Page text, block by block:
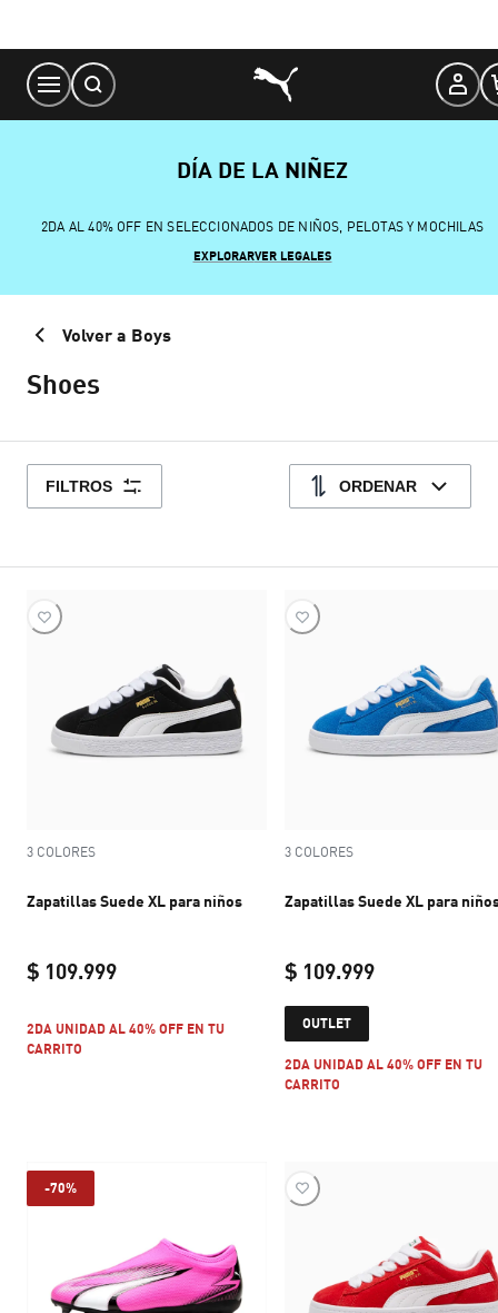
Content
DÍA DE LA NIÑEZ
2DA AL 40% OFF EN SELECCIONADOS DE NIÑOS, PELOTAS Y MOCHILAS
EXPLORARVER LEGALES
Volver a Boys
Shoes
FILTROS ORDENAR
3 COLORES
Zapatillas Suede XL para niños
$ 109.999
current price $ 109.999
2DA UNIDAD AL 40% OFF EN TU
CARRITO
3 COLORES
Zapatillas Suede XL para
$ 109.999
OUTLET
2DA UNIDAD AL 40% OFF EN TU
CARRITO
-70%